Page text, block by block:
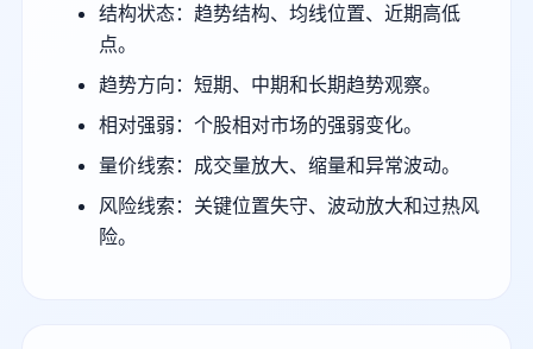
结构状态：趋势结构、均线位置、近期高低
点。
趋势方向：短期、中期和长期趋势观察。
相对强弱：个股相对市场的强弱变化。
量价线索：成交量放大、缩量和异常波动。
风险线索：关键位置失守、波动放大和过热风
险。